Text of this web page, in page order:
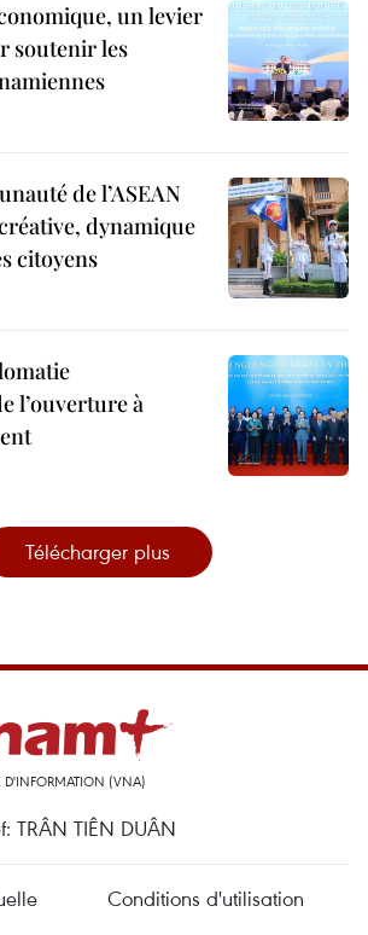
un levier
soutenir les
de l’ASEAN
dynamique
citoyens
l’ouverture à
Télécharger plus
(VNA)
TRÂN TIÊN DUÂN
Conditions d'utilisation